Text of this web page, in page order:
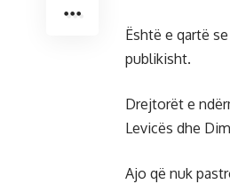
Është e qartë
publikisht.
Drejtorët e
Levicës dhe
Ajo që nuk